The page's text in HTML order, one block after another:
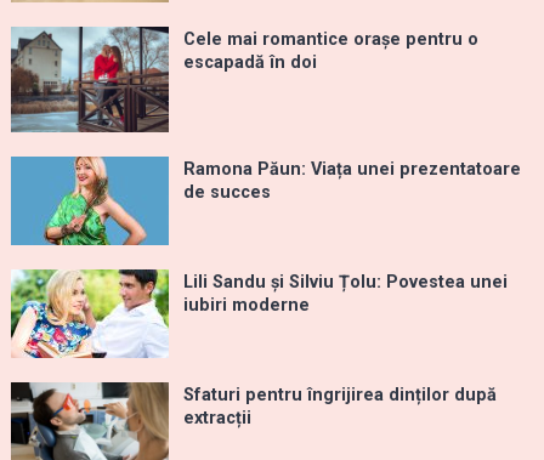
Cele mai romantice orașe pentru o
escapadă în doi
Ramona Păun: Viața unei prezentatoare
de succes
Lili Sandu și Silviu Țolu: Povestea unei
iubiri moderne
Sfaturi pentru îngrijirea dinților după
extracții